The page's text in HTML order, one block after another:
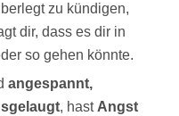
zu kündigen,
dir, dass es dir in
so gehen könnte.
angespannt,
, hast Angst